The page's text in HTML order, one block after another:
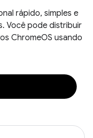
rápido, simples e
Você pode distribuir
ChromeOS usando